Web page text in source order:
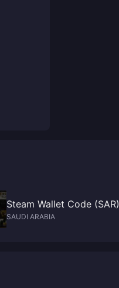
Steam Wallet Code (SAR)
SAUDI ARABIA